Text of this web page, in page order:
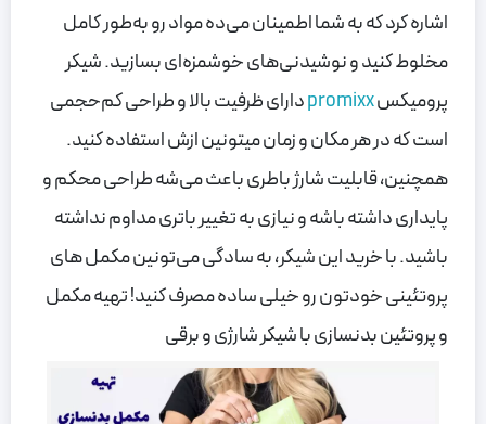
اشاره کرد که به شما اطمینان می‌ده مواد رو به‌طور کامل
مخلوط کنید و نوشیدنی‌های خوشمزه‌ای بسازید. شیکر
پرومیکسpromixxدارای ظرفیت بالا و طراحی کم‌حجمی
است که در هر مکان و زمان میتونین ازش استفاده کنید.
همچنین، قابلیت شارژ باطری باعث می‌شه طراحی محکم و
پایداری داشته باشه و نیازی به تغییر باتری مداوم نداشته
باشید. با خرید این شیکر، به سادگی می‌تونین مکمل های
پروتئینی خودتون رو خیلی ساده مصرف کنید! تهیه مکمل
و پروتئین بدنسازی با شیکر شارژی و برقی